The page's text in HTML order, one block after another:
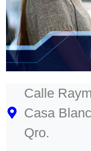
Calle
Casa
Qro.